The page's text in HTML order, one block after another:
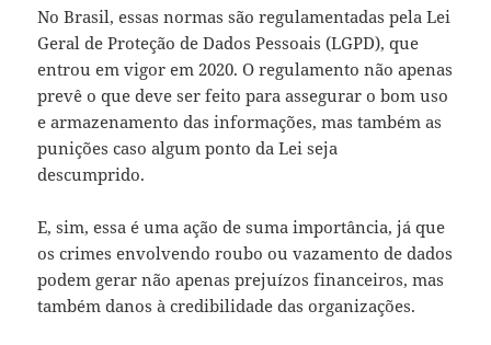
No Brasil, essas normas são regulamentadas pela Lei
Geral de Proteção de Dados Pessoais (LGPD), que
entrou em vigor em 2020. O regulamento não apenas
prevê o que deve ser feito para assegurar o bom uso
e armazenamento das informações, mas também as
punições caso algum ponto da Lei seja
descumprido.
E, sim, essa é uma ação de suma importância, já que
os crimes envolvendo roubo ou vazamento de dados
podem gerar não apenas prejuízos financeiros, mas
também danos à credibilidade das organizações.